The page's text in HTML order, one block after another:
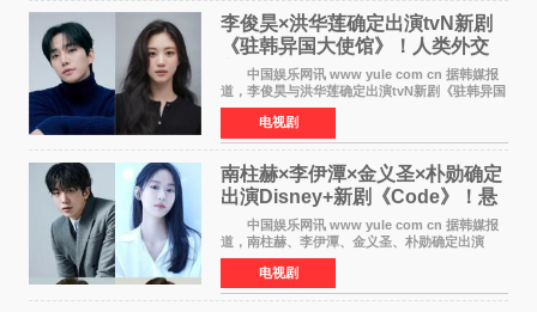
李俊昊×洪华莲确定出演tvN新剧
《驻韩异国大使馆》！人类外交
官与“龙”大使的奇幻
中国娱乐网讯 www yule com cn 据韩媒报
道，李俊昊与洪华莲确定出演tvN新剧《驻韩异国
大使馆》，分别担任男女主角，引发期待。
该剧讲述了一位因管理驻韩异国大使馆（负责管
理居住在大韩
电视剧
南柱赫×李伊潭×金义圣×朴勋确定
出演Disney+新剧《Code》！悬
疑犯罪惊悚明年上线
中国娱乐网讯 www yule com cn 据韩媒报
道，南柱赫、李伊潭、金义圣、朴勋确定出演
Disney+新剧《Code》，该剧预计将于明年播
出，引发高度关注。 本剧改编自同名人气台
剧，讲述了一位往来
电视剧